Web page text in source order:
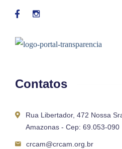
Contatos
Rua Libertador, 472 Nossa
Amazonas - Cep: 69.053-090
crcam@crcam.org.br